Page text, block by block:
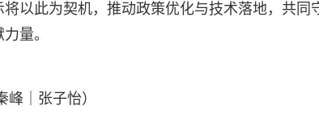
以此为契机，推动政策优化与技术落地，共同
量。
峰｜张子怡）